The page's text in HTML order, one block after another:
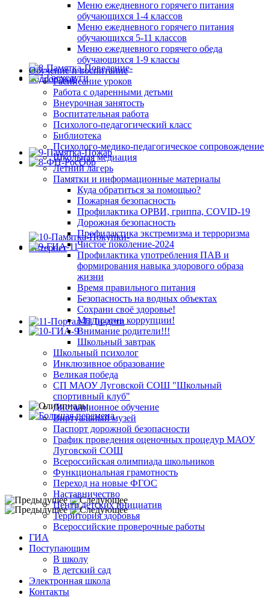
Меню ежедневного горячего питания
обучающихся 1-4 классов
Меню ежедневного горячего питания
обучающихся 5-11 классов
Меню ежедневного горячего обеда
обучающихся 1-9 классы
Обучение и воспитание
Расписание уроков
Работа с одаренными детьми
Внеурочная занятость
Воспитательная работа
Психолого-педагогический класс
Библиотека
Психолого-медико-педагогическое сопровождение
Школьная медиация
Летний лагерь
Памятки и информационные материалы
Куда обратиться за помощью?
Пожарная безопасность
Профилактика ОРВИ, гриппа, COVID-19
Дорожная безопасность
Профилактика экстремизма и терроризма
Чистое поколение-2024
Профилактика употребления ПАВ и
формирования навыка здорового образа
жизни
Время правильного питания
Безопасность на водных объектах
Сохрани своё здоровье!
Мы против коррупции!
Внимание родители!!!
Школьный завтрак
Школьный психолог
Инклюзивное образование
Великая победа
СП МАОУ Луговской СОШ "Школьный
спортивный клуб"
Дистанционное обучение
Виртуальный музей
Паспорт дорожной безопасности
График проведения оценочных процедур МАОУ
Луговской СОШ
Всероссийская олимпиада школьников
Функциональная грамотность
Переход на новые ФГОС
Наставничество
Центр детских инициатив
Территория здоровья
Всероссийские проверочные работы
ГИА
Поступающим
В школу
В детский сад
Электронная школа
Контакты